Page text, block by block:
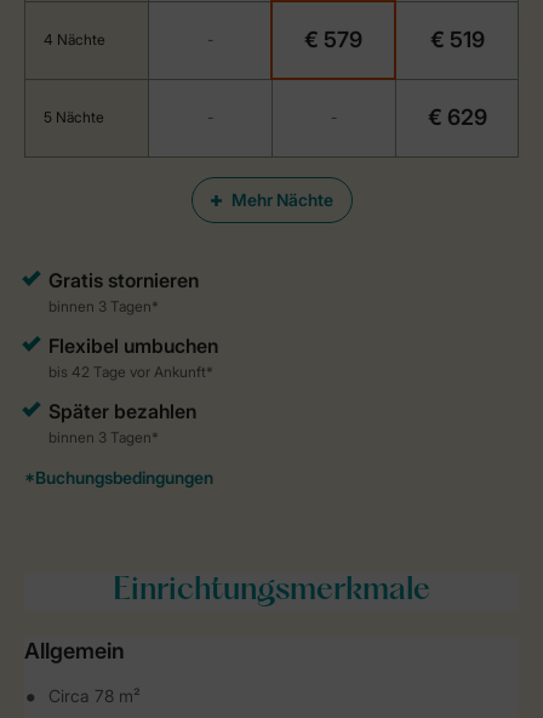
Mehr Nächte
4 Nächte - € 579 € 519
5 Nächte - - € 629
Einrichtungsmerkmale
Allgemein
Circa 78 m²